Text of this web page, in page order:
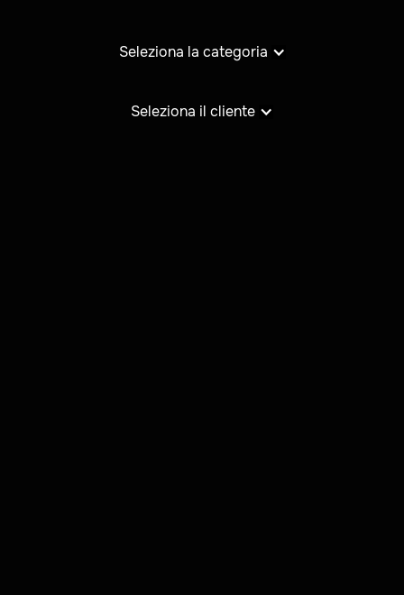
Seleziona la categoria
Seleziona il cliente